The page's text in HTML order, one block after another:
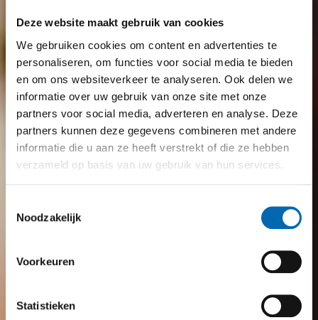
Deze website maakt gebruik van cookies
We gebruiken cookies om content en advertenties te
personaliseren, om functies voor social media te bieden
en om ons websiteverkeer te analyseren. Ook delen we
informatie over uw gebruik van onze site met onze
partners voor social media, adverteren en analyse. Deze
partners kunnen deze gegevens combineren met andere
informatie die u aan ze heeft verstrekt of die ze hebben
verzameld op basis van uw gebruik van hun services.
Noodzakelijk
Voorkeuren
Statistieken